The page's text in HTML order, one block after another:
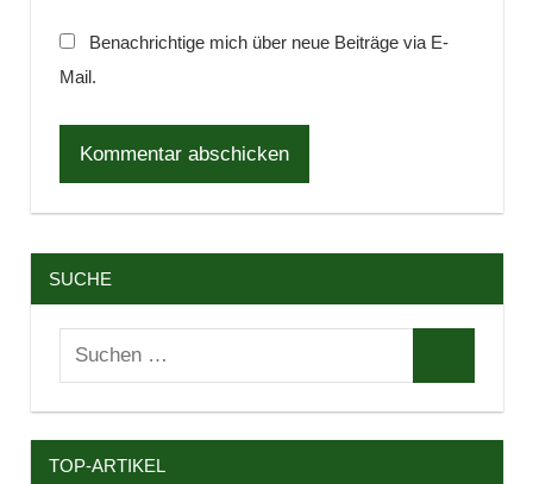
Benachrichtige mich über neue Beiträge via E-
Mail.
SUCHE
Suchen
TOP-ARTIKEL